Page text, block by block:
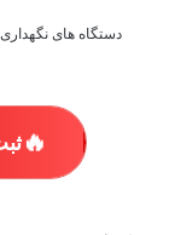
دستگاه های
🔥